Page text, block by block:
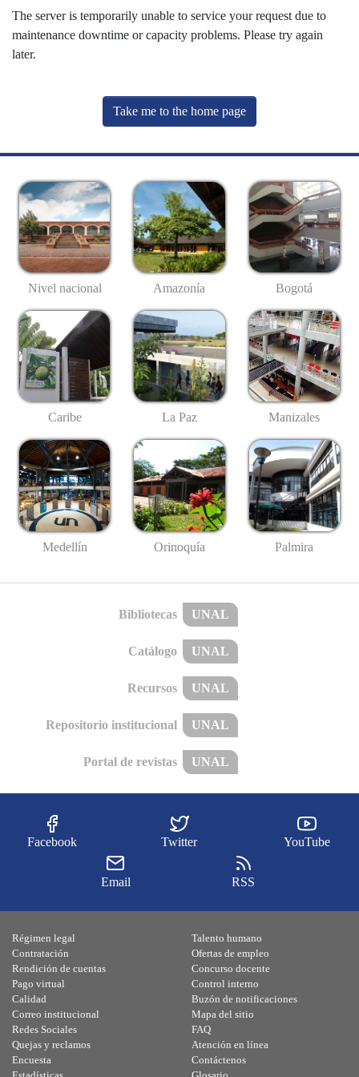
The server is temporarily unable to service your request due to
maintenance downtime or capacity problems. Please try again
later.
Take me to the home page
Nivel nacional Amazonía Bogotá
Caribe La Paz Manizales
Medellín Orinoquía Palmira
Bibliotecas UNAL
Catálogo UNAL
Recursos UNAL
Repositorio institucional UNAL
Portal de revistas UNAL
Facebook Twitter YouTube
Email RSS
Régimen legal
Contratación
Rendición de cuentas
Pago virtual
Calidad
Talento humano
Ofertas de empleo
Concurso docente
Control interno
Buzón de notificaciones
Correo institucional
Redes Sociales
Quejas y reclamos
Encuesta
Mapa del sitio
FAQ
Atención en línea
Contáctenos